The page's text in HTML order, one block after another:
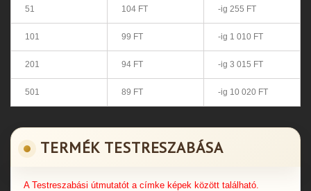
51 104 FT -ig 255 FT
101 99 FT -ig 1 010 FT
201 94 FT -ig 3 015 FT
501 89 FT -ig 10 020 FT
TERMÉK TESTRESZABÁSA
A Testreszabási útmutatót a címke képek között található.